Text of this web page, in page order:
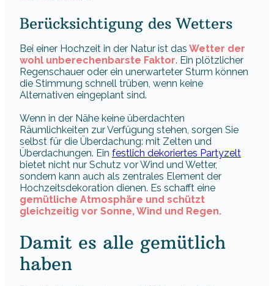
Berücksichtigung des Wetters
Bei einer Hochzeit in der Natur ist das Wetter der
wohl unberechenbarste Faktor. Ein plötzlicher
Regenschauer oder ein unerwarteter Sturm können
die Stimmung schnell trüben, wenn keine
Alternativen eingeplant sind.
Wenn in der Nähe keine überdachten
Räumlichkeiten zur Verfügung stehen, sorgen Sie
selbst für die Überdachung: mit Zelten und
Überdachungen. Ein festlich dekoriertes Partyzelt
bietet nicht nur Schutz vor Wind und Wetter,
sondern kann auch als zentrales Element der
Hochzeitsdekoration dienen. Es schafft eine
gemütliche Atmosphäre und schützt
gleichzeitig vor Sonne, Wind und Regen.
Damit es alle gemütlich
haben